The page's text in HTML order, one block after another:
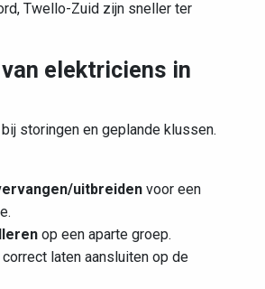
Twello-Zuid zijn sneller ter
elektriciens in
storingen en geplande klussen.
uitbreiden voor een
op een aparte groep.
correct laten aansluiten op de